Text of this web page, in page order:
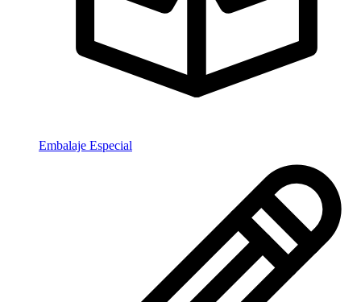
Embalaje Especial